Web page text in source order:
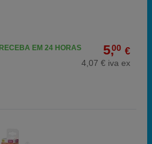
5,00 €
4,07 € iva ex
RECEBA EM 24 HORAS